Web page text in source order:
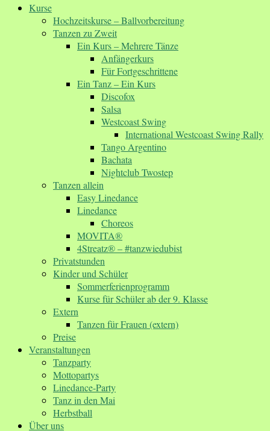
Kurse
Hochzeitskurse – Ballvorbereitung
Tanzen zu Zweit
Ein Kurs – Mehrere Tänze
Anfängerkurs
Für Fortgeschrittene
Ein Tanz – Ein Kurs
Discofox
Salsa
Westcoast Swing
International Westcoast Swing Rally
Tango Argentino
Bachata
Nightclub Twostep
Tanzen allein
Easy Linedance
Linedance
Choreos
MOVITA®
4Streatz® – #tanzwiedubist
Privatstunden
Kinder und Schüler
Sommerferienprogramm
Kurse für Schüler ab der 9. Klasse
Extern
Tanzen für Frauen (extern)
Preise
Veranstaltungen
Tanzparty
Mottopartys
Linedance-Party
Tanz in den Mai
Herbstball
Über uns